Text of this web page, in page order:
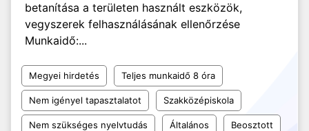
betanítása a területen használt eszközök,
vegyszerek felhasználásának ellenőrzése
Munkaidő:...
Megyei hirdetés Teljes munkaidő 8 óra
Nem igényel tapasztalatot Szakközépiskola
Nem szükséges nyelvtudás Általános Beosztott